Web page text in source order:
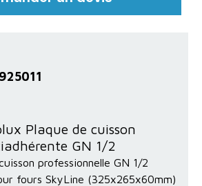
925011
Plaque de cuisson
GN 1/2
professionnelle GN 1/2
fours SkyLine (325x265x60mm)